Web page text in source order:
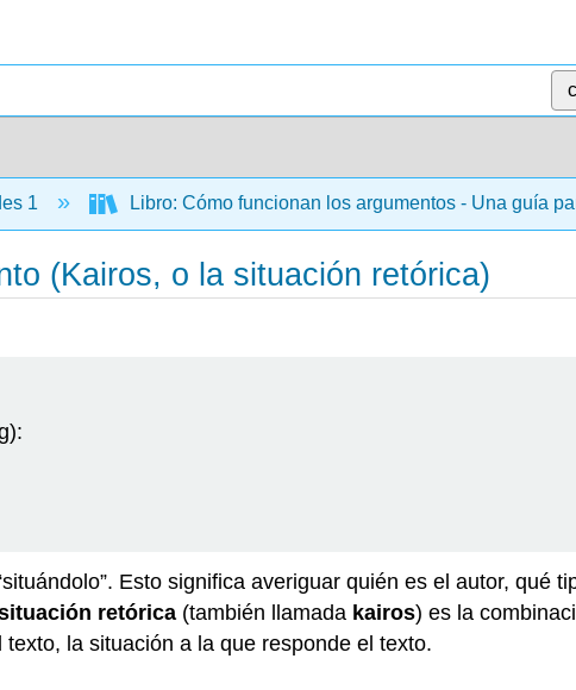
1 Libro: Cómo funcionan los argumentos - Una guía
(Kairos, o la situación retórica)
Esto significa averiguar quién es el autor, qué
retórica (también llamada kairos) es la
la situación a la que responde el texto.